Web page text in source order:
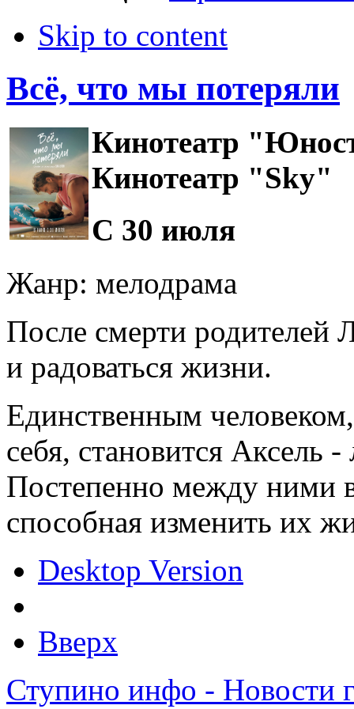
Skip to content
Всё, что мы потеряли
Кинотеатр
Кинотеатр "Sky"
С 30 июля
Жанр: мелодрама
После смерти родителей
и радоваться жизни.
Единственным
себя, становится Аксель
Постепенно между ними
способная изменить их
Desktop Version
Вверх
Ступино инфо - Новости